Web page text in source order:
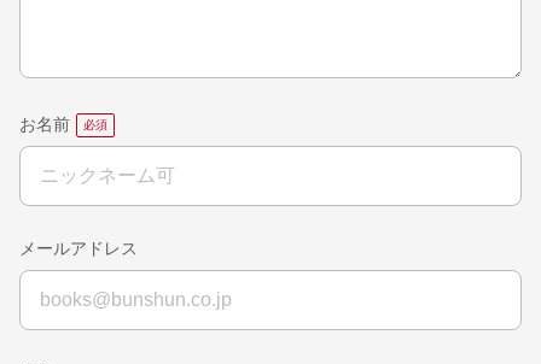
お名前
メールアドレス